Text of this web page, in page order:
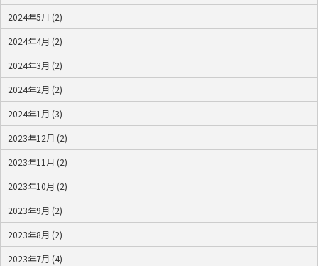
2024年5月 (2)
2024年4月 (2)
2024年3月 (2)
2024年2月 (2)
2024年1月 (3)
2023年12月 (2)
2023年11月 (2)
2023年10月 (2)
2023年9月 (2)
2023年8月 (2)
2023年7月 (4)